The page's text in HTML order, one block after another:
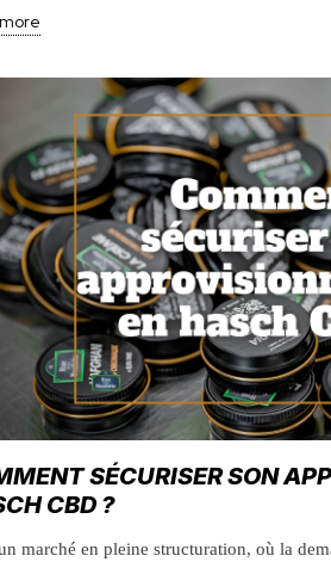
SÉCURISER SON
CBD ?
marché en pleine structuration, où la